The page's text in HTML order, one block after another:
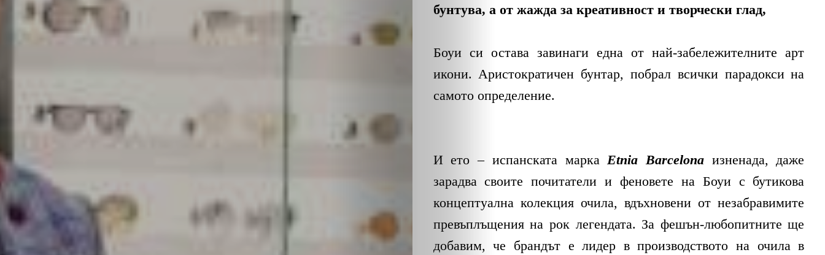
бунтува, а от жажда за креативност и творчески глад,
Боуи си остава завинаги една от най-забележителните арт
икони. Аристократичен бунтар, побрал всички парадокси на
самото определение.
И ето – испанската маркаEtnia Barcelonaизненада, даже
зарадва своите почитатели и феновете на Боуи с бутикова
концептуална колекция очила, вдъхновени от незабравимите
превъплъщения на рок легендата. За фешън-любопитните ще
добавим, че брандът е лидер в производството на очила в